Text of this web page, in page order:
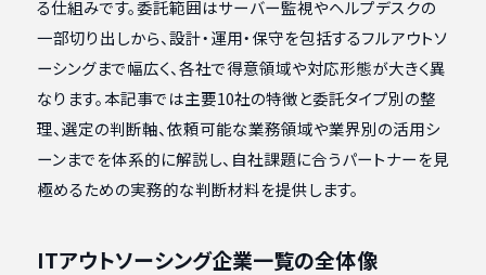
る仕組みです。委託範囲はサーバー監視やヘルプデスクの
一部切り出しから、設計・運用・保守を包括するフルアウトソ
ーシングまで幅広く、各社で得意領域や対応形態が大きく異
なります。本記事では主要10社の特徴と委託タイプ別の整
理、選定の判断軸、依頼可能な業務領域や業界別の活用シ
ーンまでを体系的に解説し、自社課題に合うパートナーを見
極めるための実務的な判断材料を提供します。
ITアウトソーシング企業一覧の全体像